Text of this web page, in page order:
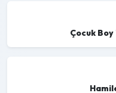
Çocuk